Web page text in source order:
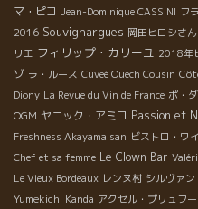
マ・ピコ Jean-Dominique CASSINI フ
2016 Souvignargues 岡田ヒロシさん
リエ フィリップ・カリーユ 2018年
ゾ ラ・ルース Cuveé Ouech Cousin
Diony La Revue du Vin de France ポ・
OGM ヤニック・アミロ Passion et
Freshness Akayama san ビストロ・ワ
Chef et sa femme Le Clown Bar
Le Vieux Bordeaux レンヌ村 シルヴァ
Yumekichi Kanda アクセル・プリュフ